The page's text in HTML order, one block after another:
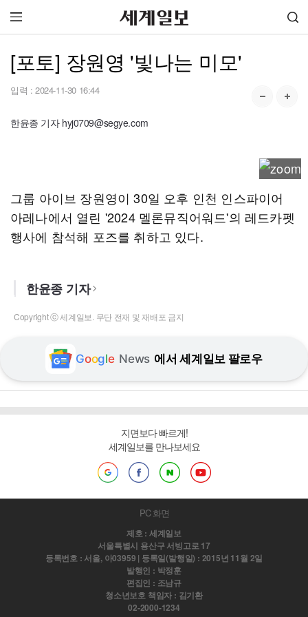
[포토] 장원영 '빛나는 미모'
입력 : 2024-11-30 16:44
한윤종 기자 hyj0709@segye.com
그룹 아이브 장원영이 30일 오후 인천 인스파이어
아레나에서 열린 '2024 멜론뮤직어워드'의 레드카펫
행사에 참석해 포즈를 취하고 있다.
한윤종 기자
Copyright ⓒ 세계일보. 무단 전재 및 재배포 금지
Google News 에서 세계일보 팔로우
지면보다 빠르게!
세계일보를 만나보세요
PC 화면
제호 : 세계일보
서울특별시 용산구 서빙고로 17
등록번호 : 서울, 아03959 | 등록일(발행일) : 2015년 11월 2일
발행인 : 박정훈
편집인 : 조남규
청소년보호 책임자 : 김기환
02-2000-1234